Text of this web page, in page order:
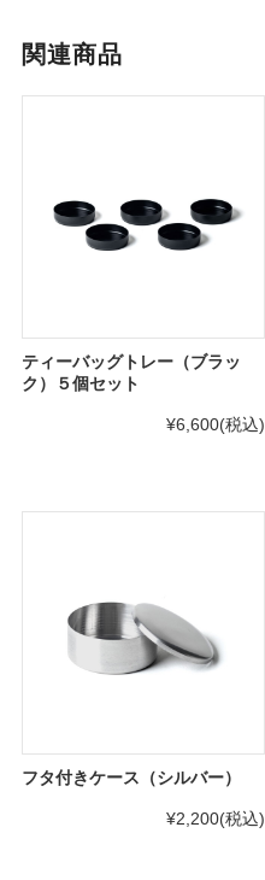
関連商品
ティーバッグトレー（ブラッ
ク）５個セット
¥6,600(税込)
フタ付きケース（シルバー）
¥2,200(税込)